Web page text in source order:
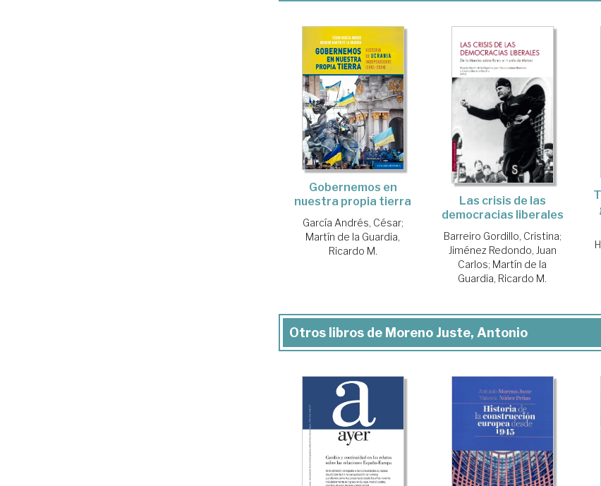
Gobernemos en
nuestra propia tierra
García Andrés, César;
Martín de la Guardia,
Ricardo M.
Las crisis de las
democracias liberales
Barreiro Gordillo, Cristina;
Jiménez Redondo, Juan
Carlos; Martín de la
Guardia, Ricardo M.
Otros libros de Moreno Juste, Antonio